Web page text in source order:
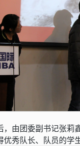
，由团委副书记张莉
优秀队长、队员的学